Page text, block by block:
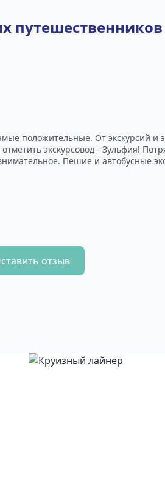
путешественников
положительные. От экскурсий и
экскурсовод - Зульфия!
Пешие и автобусные
отзыв